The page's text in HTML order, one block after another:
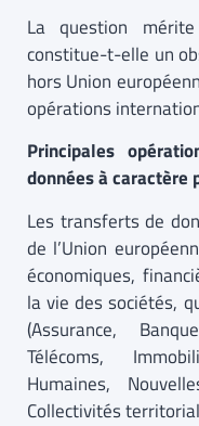
La question
constitue-t-elle un
hors Union
opérations
Principales
données à caractère
Les transferts de
de l’Union
économiques,
la vie des sociétés,
(Assurance,
Télécoms,
Humaines,
Collectivités